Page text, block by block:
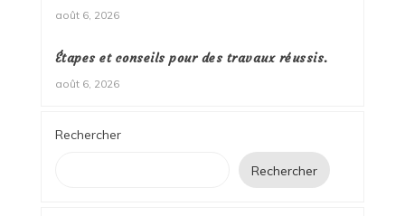
août 6, 2026
Étapes et conseils pour des travaux réussis.
août 6, 2026
Rechercher
Rechercher